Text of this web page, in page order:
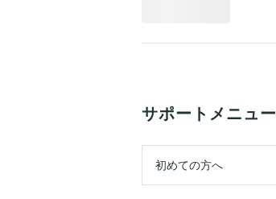
サポートメニュー
初めての方へ